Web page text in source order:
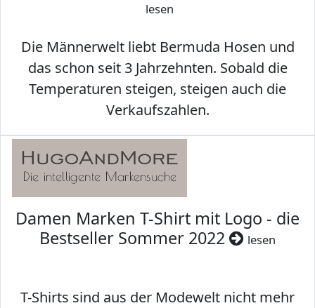
lesen
Die Männerwelt liebt Bermuda Hosen und
das schon seit 3 Jahrzehnten. Sobald die
Temperaturen steigen, steigen auch die
Verkaufszahlen.
Damen Marken T-Shirt mit Logo - die
Bestseller Sommer 2022
lesen
T-Shirts sind aus der Modewelt nicht mehr